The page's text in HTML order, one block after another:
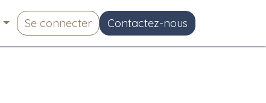
Se connecter Contactez-nous